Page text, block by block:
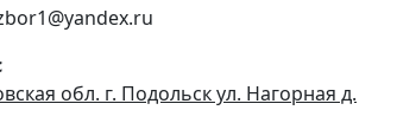
обл. г. Подольск ул. Нагорная д.